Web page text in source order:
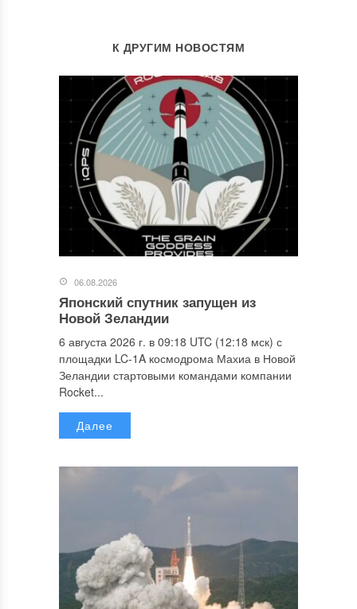
К ДРУГИМ НОВОСТЯМ
06.08.2026
Японский спутник запущен из
Новой Зеландии
6 августа 2026 г. в 09:18 UTC (12:18 мск) с
площадки LC-1A космодрома Махиа в Новой
Зеландии стартовыми командами компании
Rocket...
Далее